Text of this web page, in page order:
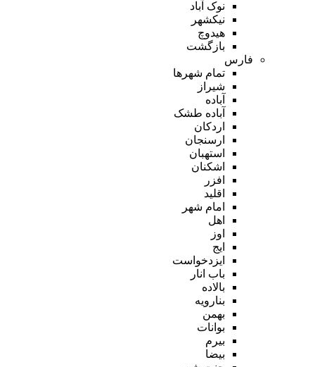
نوک آباد
نیکشهر
هیدوچ
بازگشت
فارس
تمام شهر‌ها
شیراز
آباده
آباده طشک
اردکان
ارسنجان
استهبان
اشکنان
افزر
اقلید
امام شهر
اهل
اوز
ایج
ایزدخواست
باب انار
بالاده
بنارویه
بهمن
بوانات
بیرم
بیضا